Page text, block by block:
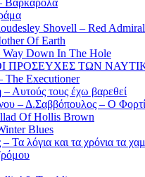
Βαρκαρόλα
Shovell – Red
Of Earth
Way Down In The Hole
ΠΡΟΣΕΥΧΕΣ ΤΩΝ
The Executioner
Αυτούς τους έχω βαρεθεί
– Δ.Σαββόπουλος – Ο
Of Hollis Brown
Blues
Τα λόγια και τα χρόνια τα